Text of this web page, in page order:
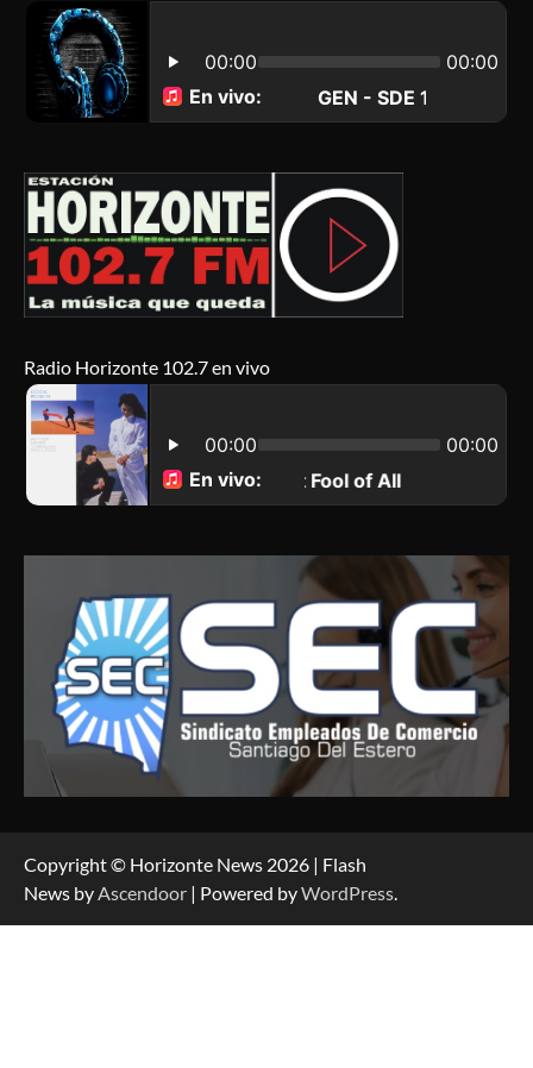
Radio Horizonte 102.7 en vivo
Copyright © Horizonte News 2026 | Flash
News byAscendoor | Powered byWordPress.